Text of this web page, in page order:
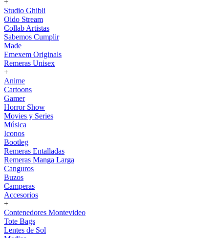
+
Studio Ghibli
Oido Stream
Collab Artistas
Sabemos Cumplir
Made
Emexem Originals
Remeras Unisex
+
Anime
Cartoons
Gamer
Horror Show
Movies y Series
Música
Iconos
Bootleg
Remeras Entalladas
Remeras Manga Larga
Canguros
Buzos
Camperas
Accesorios
+
Contenedores Montevideo
Tote Bags
Lentes de Sol